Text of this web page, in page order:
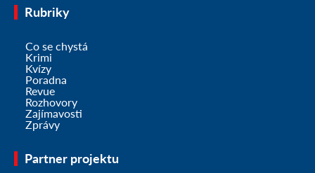
Rubriky
Co se chystá
Krimi
Kvízy
Poradna
Revue
Rozhovory
Zajímavosti
Zprávy
Partner projektu